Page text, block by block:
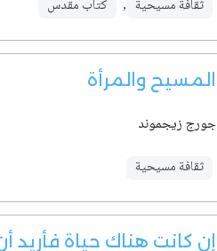
ثقافة مسيحية , كتاب مقدس
المسيح والمرأة
جورج زيجموند
ثقافة مسيحية
إن كانت هناك حياة فأريد